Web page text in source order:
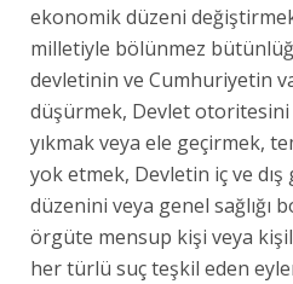
ekonomik düzeni
milletiyle bölünmez
devletinin ve Cumhuriyetin
düşürmek, Devlet
yıkmak veya ele geçirmek,
yok etmek, Devletin iç ve
düzenini veya genel sağlığı
örgüte mensup kişi veya
her türlü suç teşkil eden